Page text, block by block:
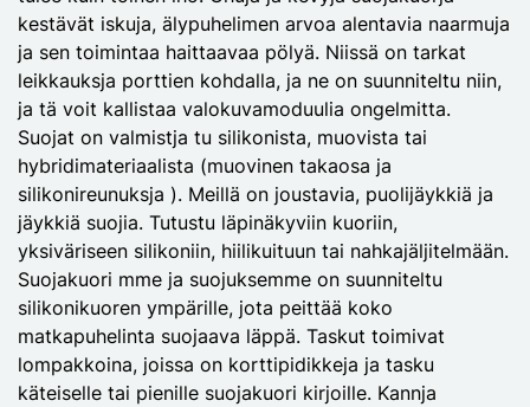
kestävät iskuja, älypuhelimen arvoa alentavia naarmuja
ja sen toimintaa haittaavaa pölyä. Niissä on tarkat
leikkauksja porttien kohdalla, ja ne on suunniteltu niin,
ja tä voit kallistaa valokuvamoduulia ongelmitta.
Suojat on valmistja tu silikonista, muovista tai
hybridimateriaalista (muovinen takaosa ja
silikonireunuksja ). Meillä on joustavia, puolijäykkiä ja
jäykkiä suojia. Tutustu läpinäkyviin kuoriin,
yksiväriseen silikoniin, hiilikuituun tai nahkajäljitelmään.
Suojakuori mme ja suojuksemme on suunniteltu
silikonikuoren ympärille, jota peittää koko
matkapuhelinta suojaava läppä. Taskut toimivat
lompakkoina, joissa on korttipidikkeja ja tasku
käteiselle tai pienille suojakuori kirjoille. Kannja